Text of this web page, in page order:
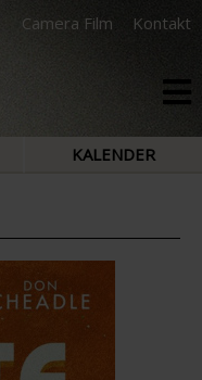
Camera Film Kontakt
KALENDER